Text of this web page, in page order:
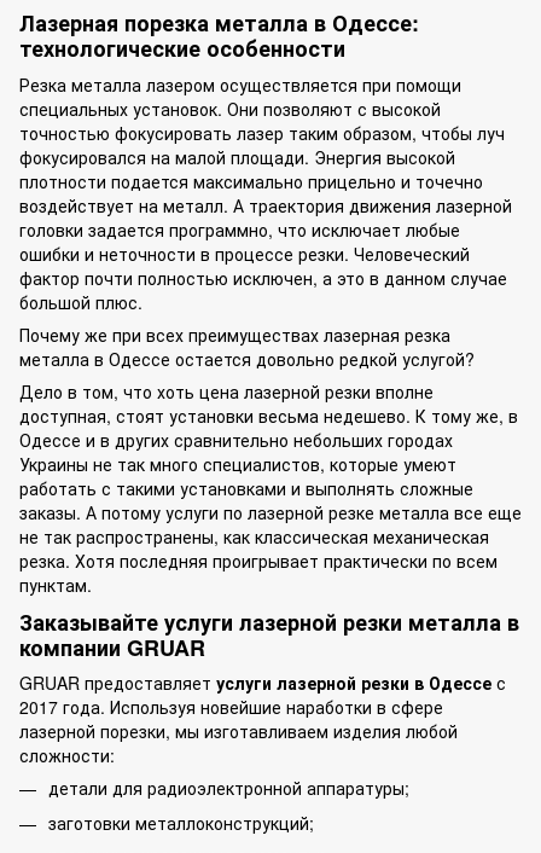
Лазерная порезка металла в Одессе:
технологические особенности
Резка металла лазером осуществляется при помощи
специальных установок. Они позволяют с высокой
точностью фокусировать лазер таким образом, чтобы луч
фокусировался на малой площади. Энергия высокой
плотности подается максимально прицельно и точечно
воздействует на металл. А траектория движения лазерной
головки задается программно, что исключает любые
ошибки и неточности в процессе резки. Человеческий
фактор почти полностью исключен, а это в данном случае
большой плюс.
Почему же при всех преимуществах лазерная резка
металла в Одессе остается довольно редкой услугой?
Дело в том, что хоть цена лазерной резки вполне
доступная, стоят установки весьма недешево. К тому же, в
Одессе и в других сравнительно небольших городах
Украины не так много специалистов, которые умеют
работать с такими установками и выполнять сложные
заказы. А потому услуги по лазерной резке металла все еще
не так распространены, как классическая механическая
резка. Хотя последняя проигрывает практически по всем
пунктам.
Заказывайте услуги лазерной резки металла в
компании GRUAR
GRUAR предоставляет услуги лазерной резки в Одессе с
2017 года. Используя новейшие наработки в сфере
лазерной порезки, мы изготавливаем изделия любой
сложности:
детали для радиоэлектронной аппаратуры;
заготовки металлоконструкций;